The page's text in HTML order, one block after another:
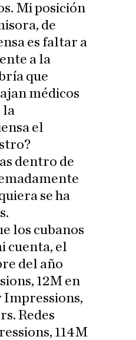
Mi posición
de
es faltar a
a la
que
médicos
la
el
dentro de
se ha
los cubanos
cuenta, el
del año
12M en
Impressions,
Redes
114M